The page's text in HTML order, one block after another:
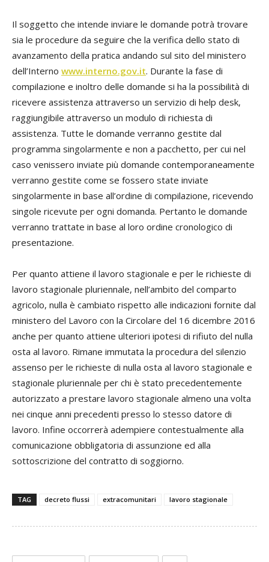
Il soggetto che intende inviare le domande potrà trovare
sia le procedure da seguire che la verifica dello stato di
avanzamento della pratica andando sul sito del ministero
dell’Interno www.interno.gov.it. Durante la fase di
compilazione e inoltro delle domande si ha la possibilità di
ricevere assistenza attraverso un servizio di help desk,
raggiungibile attraverso un modulo di richiesta di
assistenza. Tutte le domande verranno gestite dal
programma singolarmente e non a pacchetto, per cui nel
caso venissero inviate più domande contemporaneamente
verranno gestite come se fossero state inviate
singolarmente in base all’ordine di compilazione, ricevendo
singole ricevute per ogni domanda. Pertanto le domande
verranno trattate in base al loro ordine cronologico di
presentazione.
Per quanto attiene il lavoro stagionale e per le richieste di
lavoro stagionale pluriennale, nell’ambito del comparto
agricolo, nulla è cambiato rispetto alle indicazioni fornite dal
ministero del Lavoro con la Circolare del 16 dicembre 2016
anche per quanto attiene ulteriori ipotesi di rifiuto del nulla
osta al lavoro. Rimane immutata la procedura del silenzio
assenso per le richieste di nulla osta al lavoro stagionale e
stagionale pluriennale per chi è stato precedentemente
autorizzato a prestare lavoro stagionale almeno una volta
nei cinque anni precedenti presso lo stesso datore di
lavoro. Infine occorrerà adempiere contestualmente alla
comunicazione obbligatoria di assunzione ed alla
sottoscrizione del contratto di soggiorno.
TAG decreto flussi extracomunitari lavoro stagionale